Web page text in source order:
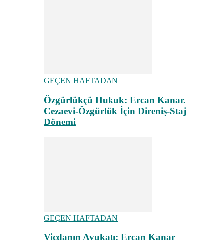
GEÇEN HAFTADAN
Özgürlükçü Hukuk: Ercan Kanar.
Cezaevi-Özgürlük İçin Direniş-Staj
Dönemi
GEÇEN HAFTADAN
Vicdanın Avukatı: Ercan Kanar